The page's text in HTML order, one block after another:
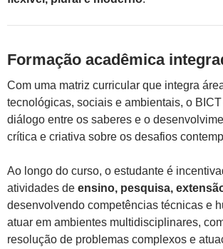
Formação acadêmica
Com uma matriz curricular que integra
tecnológicas, sociais e ambientais, o
diálogo entre os saberes e o
crítica e criativa sobre os desafios
Ao longo do curso, o estudante é
atividades de ensino, pesquisa,
desenvolvendo competências técnicas e
atuar em ambientes multidisciplinares,
resolução de problemas complexos e